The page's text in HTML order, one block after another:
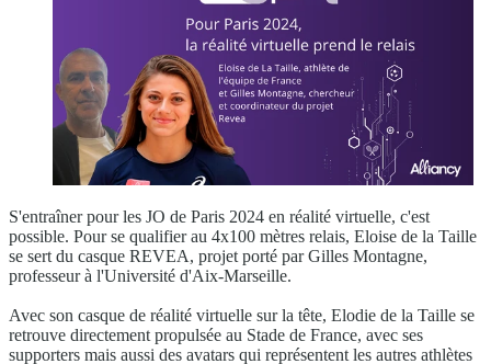
S'entraîner pour les JO de Paris 2024 en réalité virtuelle, c'est
possible. Pour se qualifier au 4x100 mètres relais, Eloise de la Taille
se sert du casque REVEA, projet porté par Gilles Montagne,
professeur à l'Université d'Aix-Marseille.
Avec son casque de réalité virtuelle sur la tête, Elodie de la Taille se
retrouve directement propulsée au Stade de France, avec ses
supporters mais aussi des avatars qui représentent les autres athlètes